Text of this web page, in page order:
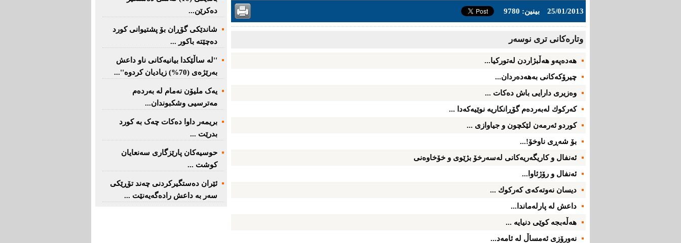
25/01/2013 بینین: 9780
وتاره‌کانی تری نوسه‌ر
هەدەپەو هه‌ڵبژاردن‌ لەتوركیا...
چیرۆكه‌كانی‌ به‌هه‌ده‌ردان...
وه‌زیری‌ دارایی‌ باش ده‌كات ...
كه‌ركوك له‌به‌رده‌م گۆڕانكاریه‌ نوێیه‌كه‌دا ...
كوردو ئه‌رمه‌ن لێكچون و جیاوازی ...
بۆ شه‌ڕی‌ ناوخۆ!...
ئه‌نفال و كاریگه‌ریه‌كانی‌ له‌سه‌رخۆ بژێوی‌ و خۆخاوه‌نی‌
ئه‌نفال و رۆژئاوا...
دیسان نه‌وته‌كه‌ی كه‌ركوك ...
داعش له‌ پارله‌ماندا...
هه‌ڵه‌بجه‌ كوێی دنیایه‌ ...
نه‌ورۆزی ئه‌مساڵ له‌ ئامه‌د...
دەکرێن...
شاندێکى گۆڕان بۆ پشتیوانی کورد
دەچێتە باکور ...
''لە ساڵێکدا بیانیه‌كانی ناو داعش
بەرێژەى (70%) زیادیان کردوە''...
یەک ملیۆن نەمام لە بەردەم
مەترسیی وشکبوندان...
بریمه‌ر داوا دەکات چەک بە کورد
بدرێت ...
حوسیەکان پارێزگارى سەنعایان
کوشت ...
ئێران دەستگیرکردنى چه‌ند تۆڕێكی‌
سه‌ر به‌ داعش رادەگەیەنێت ...